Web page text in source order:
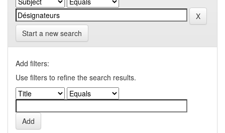
Start a new search
Add filters:
Use filters to refine the search results.